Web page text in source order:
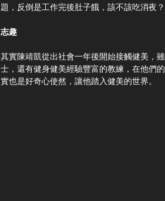
題，反倒是工作完後肚子餓，該不該吃消夜
志趣
其實陳靖凱從出社會一年後開始接觸健美，
士，還有健身健美經驗豐富的教練，在他們
實也是好奇心使然，讓他踏入健美的世界。